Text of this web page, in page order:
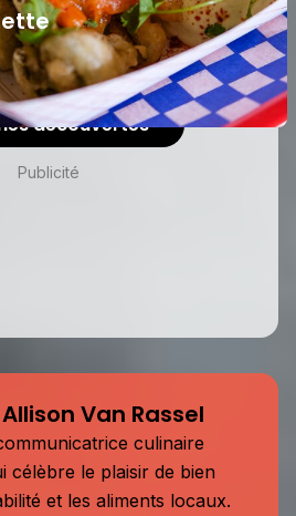
découvertes
Publicité
Van Rassel
culinaire
célèbre le plaisir de bien
et les aliments locaux.